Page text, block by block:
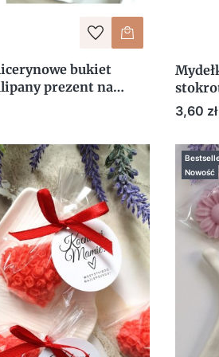
bukiet
prezent na
box
dla
Cena
3,60 zł
Nowość